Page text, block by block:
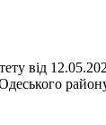
від